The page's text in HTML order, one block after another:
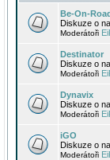
Be-On-
Diskuze o
Moderátoři
Destinator
Diskuze o
Moderátoři
Dynavix
Diskuze o
Moderátoři
iGO
Diskuze o
Moderátoři